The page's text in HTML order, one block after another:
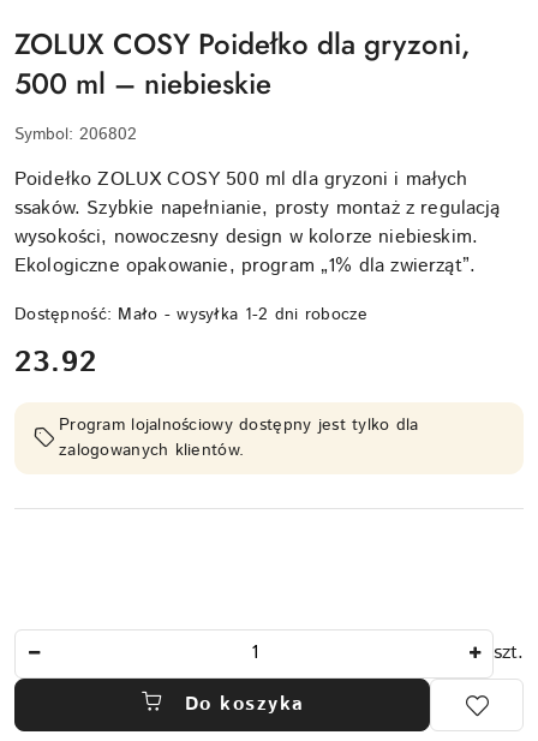
ZOLUX COSY Poidełko dla gryzoni,
500 ml – niebieskie
Symbol: 206802
Poidełko ZOLUX COSY 500 ml dla gryzoni i małych
ssaków. Szybkie napełnianie, prosty montaż z regulacją
wysokości, nowoczesny design w kolorze niebieskim.
Ekologiczne opakowanie, program „1% dla zwierząt”.
Dostępność: Mało - wysyłka 1-2 dni robocze
cena:
23.92
Program lojalnościowy dostępny jest tylko dla
zalogowanych klientów.
szt.
Do koszyka